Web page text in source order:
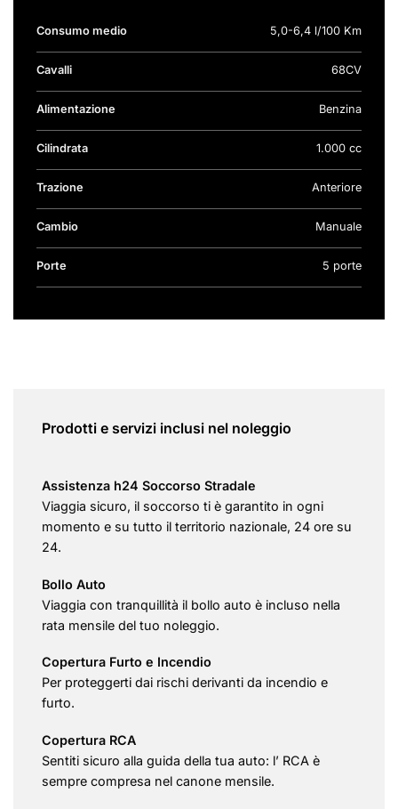
Consumo medio 5,0-6,4 l/100 Km
Cavalli 68CV
Alimentazione Benzina
Cilindrata 1.000 cc
Trazione Anteriore
Cambio Manuale
Porte 5 porte
Prodotti e servizi inclusi nel noleggio
Assistenza h24 Soccorso Stradale
Viaggia sicuro, il soccorso ti è garantito in ogni
momento e su tutto il territorio nazionale, 24 ore su
24.
Bollo Auto
Viaggia con tranquillità il bollo auto è incluso nella
rata mensile del tuo noleggio.
Copertura Furto e Incendio
Per proteggerti dai rischi derivanti da incendio e
furto.
Copertura RCA
Sentiti sicuro alla guida della tua auto: l’ RCA è
sempre compresa nel canone mensile.